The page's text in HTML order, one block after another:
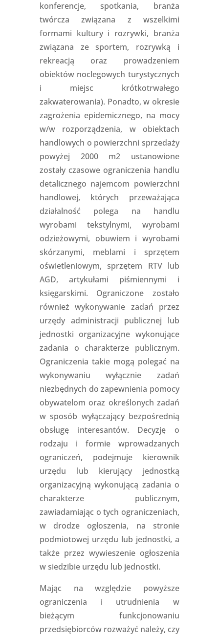
konferencje, spotkania, branża
twórcza związana z wszelkimi
formami kultury i rozrywki, branża
związana ze sportem, rozrywką i
rekreacją oraz prowadzeniem
obiektów noclegowych turystycznych
i miejsc krótkotrwałego
zakwaterowania). Ponadto, w okresie
zagrożenia epidemicznego, na mocy
w/w rozporządzenia, w obiektach
handlowych o powierzchni sprzedaży
powyżej 2000 m2 ustanowione
zostały czasowe ograniczenia handlu
detalicznego najemcom powierzchni
handlowej, których przeważająca
działalność polega na handlu
wyrobami tekstylnymi, wyrobami
odzieżowymi, obuwiem i wyrobami
skórzanymi, meblami i sprzętem
oświetleniowym, sprzętem RTV lub
AGD, artykułami piśmiennymi i
księgarskimi. Ograniczone zostało
również wykonywanie zadań przez
urzędy administracji publicznej lub
jednostki organizacyjne wykonujące
zadania o charakterze publicznym.
Ograniczenia takie mogą polegać na
wykonywaniu wyłącznie zadań
niezbędnych do zapewnienia pomocy
obywatelom oraz określonych zadań
w sposób wyłączający bezpośrednią
obsługę interesantów. Decyzję o
rodzaju i formie wprowadzanych
ograniczeń, podejmuje kierownik
urzędu lub kierujący jednostką
organizacyjną wykonującą zadania o
charakterze publicznym,
zawiadamiając o tych ograniczeniach,
w drodze ogłoszenia, na stronie
podmiotowej urzędu lub jednostki, a
także przez wywieszenie ogłoszenia
w siedzibie urzędu lub jednostki.
Mając na względzie powyższe
ograniczenia i utrudnienia w
bieżącym funkcjonowaniu
przedsiębiorców rozważyć należy, czy